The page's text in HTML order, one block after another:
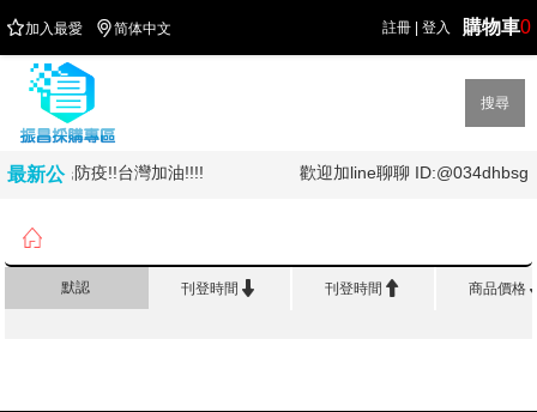
註冊 登入 購物車0
加入最愛 简体中文
搜尋
最新公
!!!全民防疫!!台灣加油!!!! 歡迎加line聊聊 ID:@034dhbsg

默認 刊登時間  刊登時間  商品價格